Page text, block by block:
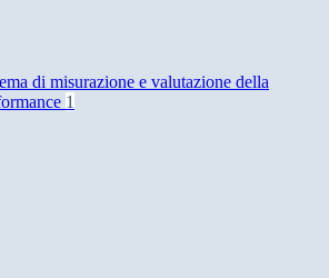
di misurazione e valutazione della
1